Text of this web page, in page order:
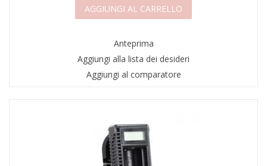
AGGIUNGI AL CARRELLO
Anteprima
Aggiungi alla lista dei desideri
Aggiungi al comparatore